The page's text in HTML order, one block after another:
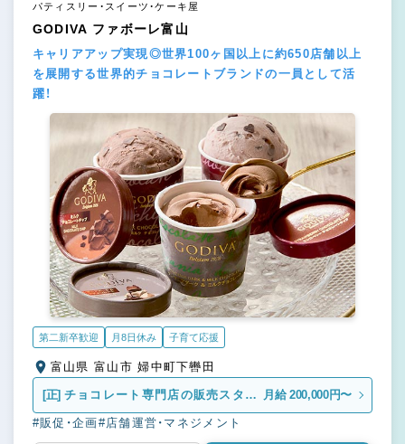
パティスリー・スイーツ・ケーキ屋
GODIVA ファボーレ富山
キャリアアップ実現◎世界100ヶ国以上に約650店舗以上
を展開する世界的チョコレートブランドの一員として活
躍！
第二新卒歓迎 月8日休み 子育て応援
富山県 富山市 婦中町下轡田
[正] チョコレート専門店の販売スタッ
フ
月給 200,000円〜
#販促・企画#店舗運営・マネジメント